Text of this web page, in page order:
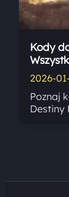
Kody
2026-
Poznaj
Destiny